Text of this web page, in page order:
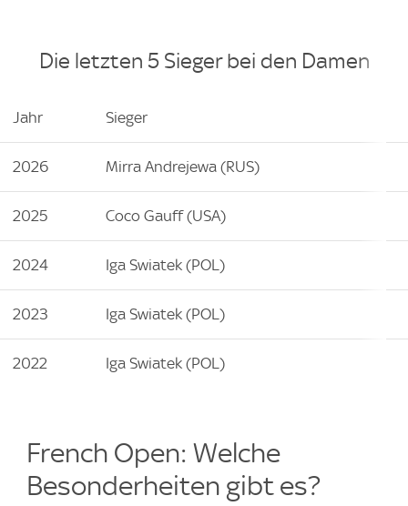
Die letzten 5 Sieger bei den Damen
Jahr Sieger
2026 Mirra Andrejewa (RUS)
2025 Coco Gauff (USA)
2024 Iga Swiatek (POL)
2023 Iga Swiatek (POL)
2022 Iga Swiatek (POL)
French Open: Welche
Besonderheiten gibt es?